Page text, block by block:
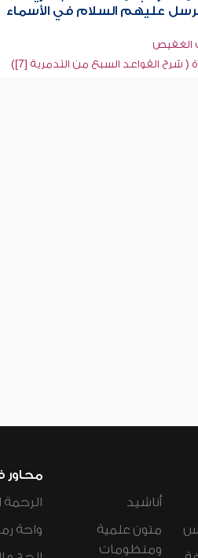
عليهم السلام في الأسماء
الغفيص
القواعد السبع من التدمرية [7])
أناشيد
متون علمية
ومنظومات
محاور
الرحمة
واحة